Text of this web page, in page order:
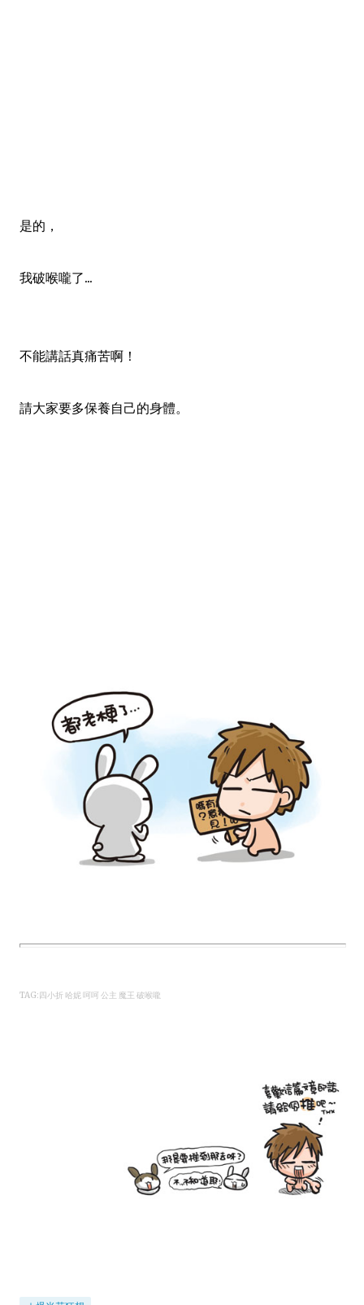
是的，
我破喉嚨了...
不能講話真痛苦啊！
請大家要多保養自己的身體。
TAG:四小折 哈妮 呵呵 公主 魔王 破喉嚨